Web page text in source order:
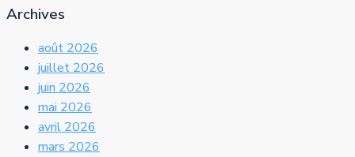
Archives
août 2026
juillet 2026
juin 2026
mai 2026
avril 2026
mars 2026